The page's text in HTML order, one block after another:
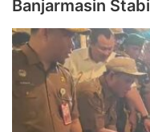
Banjarmasin Stabil